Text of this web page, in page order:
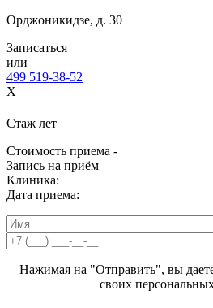
Орджоникидзе, д. 30
Записаться
или
499 519-38-52
X
Стаж лет
Стоимость приема -
Запись на приём
Клиника:
Дата приема:
Нажимая на "Отправить", вы
своих